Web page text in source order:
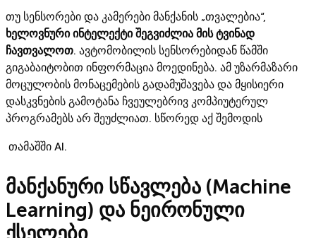
თუ სენსორები და კამერები მანქანის „თვალებია“,
ხელოვნური ინტელექტი შეგვიძლია მის ტვინად
ჩავთვალოთ. ავტომობილის სენსორებიდან წამში
გიგაბაიტობით ინფორმაცია მოედინება. ამ უზარმაზარი
მოცულობის მონაცემების გადამუშავება და მყისიერი
დასკვნების გამოტანა ჩვეულებრივ კომპიუტერულ
პროგრამებს არ შეუძლიათ. სწორედ აქ შემოდის
თამაშში AI.
მანქანური სწავლება (Machine
Learning) და ნეირონული
ქსელები